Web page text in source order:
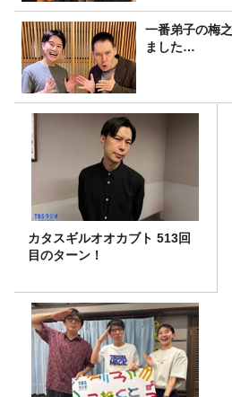
一番弟子の梅
ました…
カタスギルオオカブト 513回
目のターン！